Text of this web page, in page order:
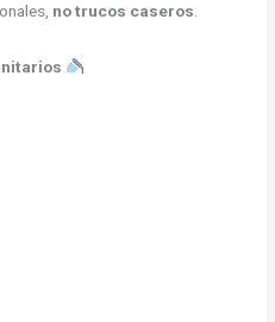
no trucos caseros.